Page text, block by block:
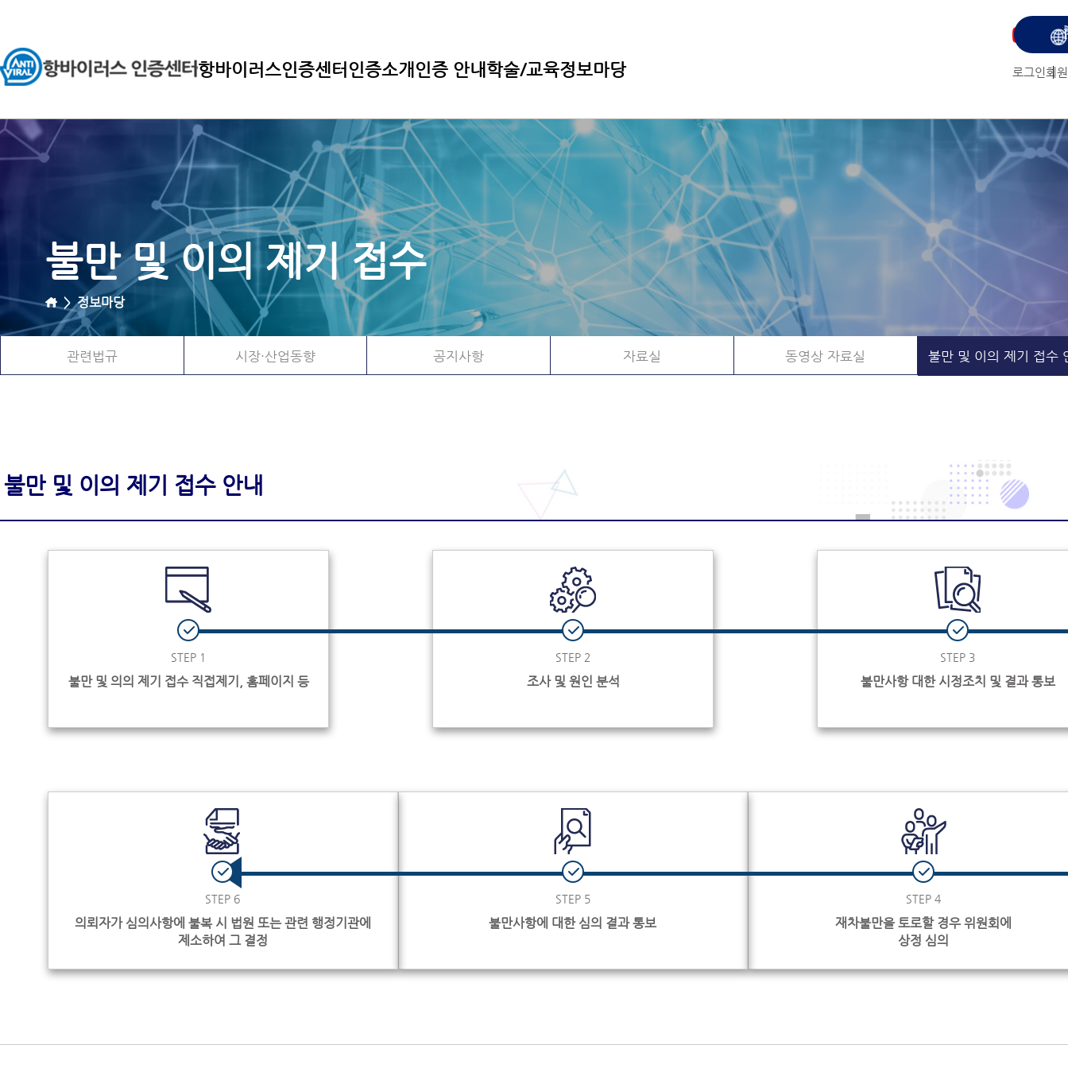
항바이러스인증센터 인증소개 인증 안내 학술/교육정보마당
유
튜
브
가
기
로그인 회
불만 및 이의 제기 접수
>정보마당
관련법규 시장·산업동향 공지사항 자료실 동영상 자료실 불만 및 이의 제기 접수
불만 및 이의 제기 접수 안내
STEP 1
불만 및 의의 제기 접수 직접제기, 홈페이지 등
STEP 2
조사 및 원인 분석
STEP 3
불만사항 대한 시정조치 및 결과 통보
STEP 4
재차불만을 토로할 경우 위원회에
상정 심의
STEP 5
불만사항에 대한 심의 결과 통보
STEP 6
의뢰자가 심의사항에 불복 시 법원 또는 관련 행정기관에
제소하여 그 결정